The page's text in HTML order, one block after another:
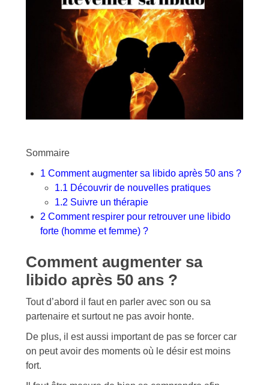
Sommaire
1 Comment augmenter sa libido après 50 ans ?
1.1 Découvrir de nouvelles pratiques
1.2 Suivre un thérapie
2 Comment respirer pour retrouver une libido
forte (homme et femme) ?
Comment augmenter sa
libido après 50 ans ?
Tout d’abord il faut en parler avec son ou sa
partenaire et surtout ne pas avoir honte.
De plus, il est aussi important de pas se forcer car
on peut avoir des moments où le désir est moins
fort.